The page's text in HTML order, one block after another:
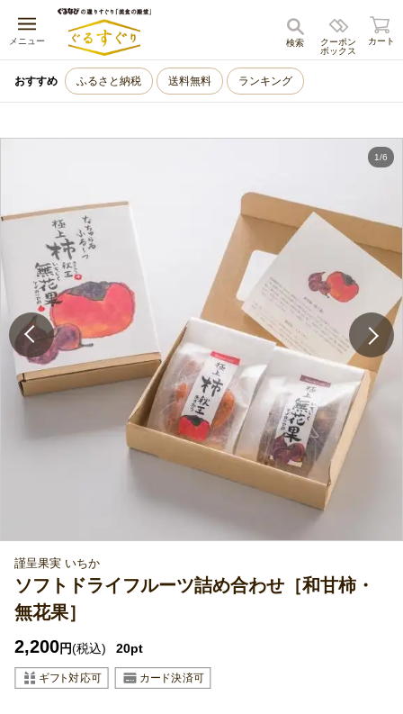
メニュー
キャンセル
クーポン
ボックス
検索 カート
おすすめ ふるさと納税 送料無料 ランキング
1/6
謹呈果実 いちか
ソフトドライフルーツ詰め合わせ［和甘柿・
無花果］
2,200円(税込) 20pt